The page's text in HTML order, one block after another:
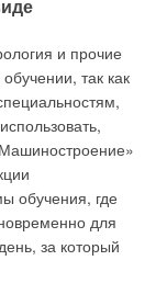
и прочие
так как
обучения, где
для
за который